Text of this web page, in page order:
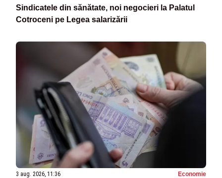
Sindicatele din sănătate, noi negocieri la Palatul
Cotroceni pe Legea salarizării
3 aug. 2026, 11:36 Economie